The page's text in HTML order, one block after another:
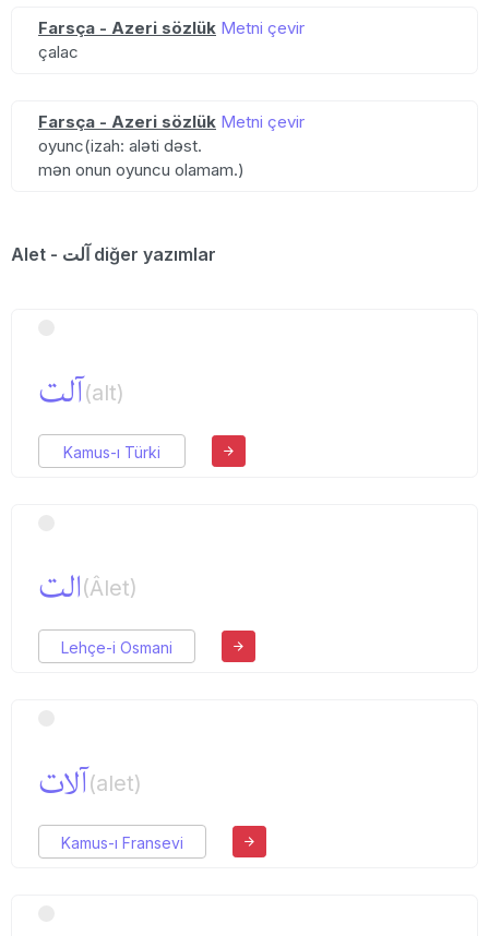
Farsça - Azeri sözlük Metni çevir
çalac
Farsça - Azeri sözlük Metni çevir
oyunc(izah: aləti dəst.
mən onun oyuncu olamam.)
Alet - آلت diğer yazımlar
آلت(alt)
Kamus-ı Türki
الت(Âlet)
Lehçe-i Osmani
آلات(alet)
Kamus-ı Fransevi